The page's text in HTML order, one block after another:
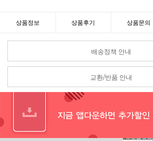
상품정보 상품후기 상품문의
배송정책 안내
교환/반품 안내